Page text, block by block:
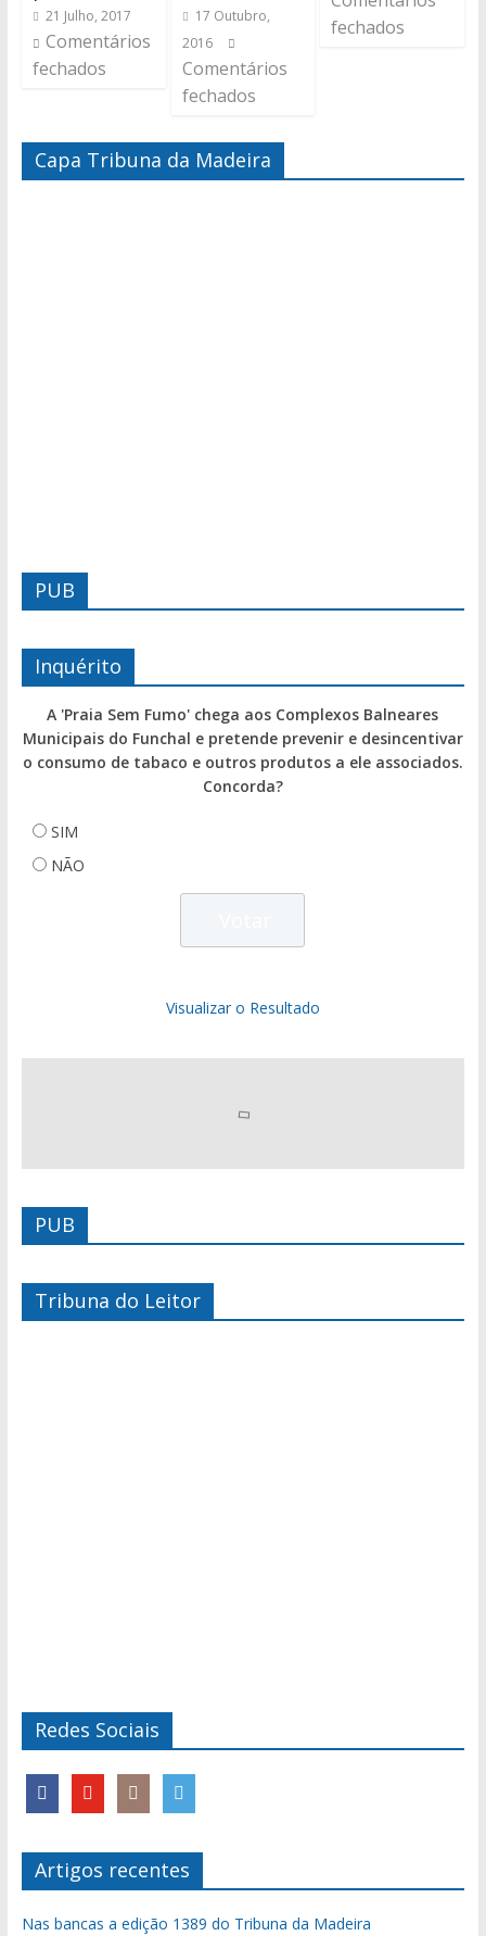
21 Julho, 2017
Comentários
fechados
17 Outubro,
2016
Comentários
fechados
fechados
Capa Tribuna da Madeira
PUB
Inquérito
A 'Praia Sem Fumo' chega aos Complexos Balneares
Municipais do Funchal e pretende prevenir e desincentivar
o consumo de tabaco e outros produtos a ele associados.
Concorda?
SIM
NÃO
Visualizar o Resultado
PUB
Tribuna do Leitor
Redes Sociais
Artigos recentes
Nas bancas a edição 1389 do Tribuna da Madeira